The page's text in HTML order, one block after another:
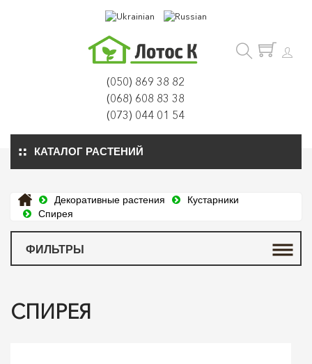
(050) 869 38 82
(068) 608 83 38
(073) 044 01 54
КАТАЛОГ РАСТЕНИЙ
Декоративные растения
Кустарники
Спирея
ФИЛЬТРЫ
СПИРЕЯ